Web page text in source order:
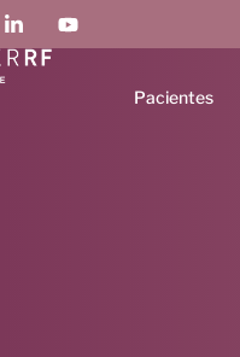
Pacientes